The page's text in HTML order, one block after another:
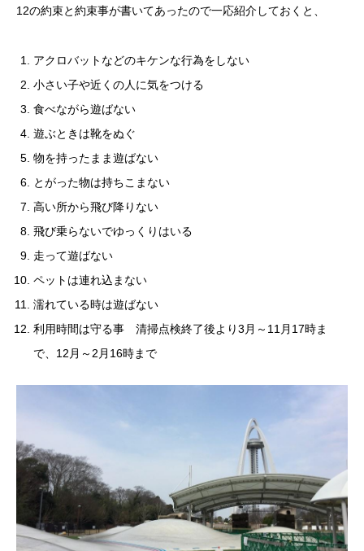
12の約束と約束事が書いてあったので一応紹介しておくと、
アクロバットなどのキケンな行為をしない
小さい子や近くの人に気をつける
食べながら遊ばない
遊ぶときは靴をぬぐ
物を持ったまま遊ばない
とがった物は持ちこまない
高い所から飛び降りない
飛び乗らないでゆっくりはいる
走って遊ばない
ペットは連れ込まない
濡れている時は遊ばない
利用時間は守る事 清掃点検終了後より3月～11月17時ま
で、12月～2月16時まで